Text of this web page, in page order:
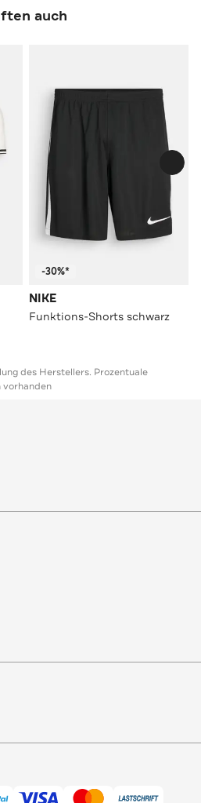
auch
-30%*
NIKE
Funktions-Shorts schwarz
des Herstellers. Prozentuale
vorhanden